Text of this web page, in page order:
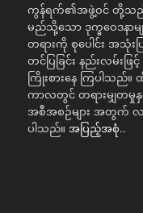
ကွန်ရက်၏အဖွဲ့ဝင် တို့သည် မ
မည်သို့သော ဒုက္ခဝေဒနာမ
တရားကို စုပေါင်း အသုံ
တင်ပြခြင်း နည်းလမ်းဖ
ကြိုးစားနေ ကြပါသည်။
ကာလတွင် တရားမျှတမှု
အစီအစဉ်များ အတွက် လ
ပါသည်။ အပြည့်အစုံ..